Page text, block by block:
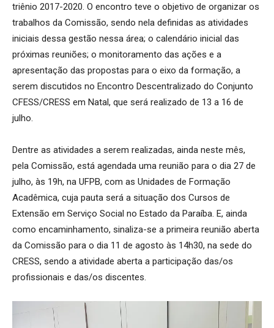
triênio 2017-2020. O encontro teve o objetivo de organizar os
trabalhos da Comissão, sendo nela definidas as atividades
iniciais dessa gestão nessa área; o calendário inicial das
próximas reuniões; o monitoramento das ações e a
apresentação das propostas para o eixo da formação, a
serem discutidos no Encontro Descentralizado do Conjunto
CFESS/CRESS em Natal, que será realizado de 13 a 16 de
julho.
Dentre as atividades a serem realizadas, ainda neste mês,
pela Comissão, está agendada uma reunião para o dia 27 de
julho, às 19h, na UFPB, com as Unidades de Formação
Acadêmica, cuja pauta será a situação dos Cursos de
Extensão em Serviço Social no Estado da Paraíba. E, ainda
como encaminhamento, sinaliza-se a primeira reunião aberta
da Comissão para o dia 11 de agosto às 14h30, na sede do
CRESS, sendo a atividade aberta a participação das/os
profissionais e das/os discentes.